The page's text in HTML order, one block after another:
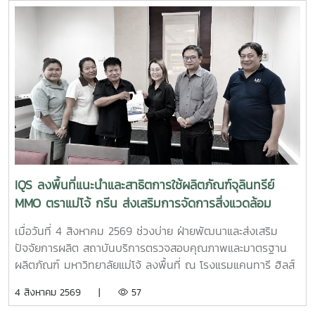
จังหวัดเชียงใหม่ เพื่อประชาสัมพันธ์บริการของหน่วยงาน และให้
คำปรึกษาแก่ผู้ประกอบการ SME ในพื้นที่จังหวัดเชียงใหม่และ
จังหวัดใกล้เคียง ฝ่ายบริหารและห้องปฏิบัติการ นำโดย รองผู้
อำนวยการฝ่ายบริหารและห้องปฏิบัติการ นางริมฤทัย พุทธวงค์
พร้อมด้วยบุคลากร ได้แก่ นางสาวสุปราณี แก้วเทียน นัก
วิทยาศาสตร์ นางสาวธนพร ดวงเดช นักวิทยาศาสตร์ นางสาว
ธนาพร สอนหล้าวงศ์ เจ้าหน้าที่บริการลูกค้า ภายในงาน IQS ได้
ร่วมออกบูธแนะนำบริการด้านการตรวจสอบคุณภาพและ
มาตรฐานผลิตภัณฑ์ พร้อมให้คำปรึกษาแก่ผู้ประกอบการเกี่ยวกับ
การพัฒนาผลิตภัณฑ์ การยกระดับมาตรฐานสินค้า และการใช้
บริการผ่านระบบ BDS เพื่อสนับสนุนการเพิ่มขีดความสามารถใน
การแข่งขันของผู้ประกอบการไทย รวมถึงสร้างเครือข่ายความ
ร่วมมือระหว่างหน่วยงานภาครัฐ สถาบันการศึกษา และภาคธุรกิจ
IQS ลงพื้นที่แนะนำและสาธิตการใช้ผลิตภัณฑ์จุลินทรีย์
MMO ตราแม่โจ้ กรีน ส่งเสริมการจัดการสิ่งแวดล้อม
สำหรับธุรกิจโรงแรม
เมื่อวันที่ 4 สิงหาคม 2569 ช่วงบ่าย ฝ่ายพัฒนาและส่งเสริม
ปัจจัยการผลิต สถาบันบริการตรวจสอบคุณภาพและมาตรฐาน
ผลิตภัณฑ์ มหาวิทยาลัยแม่โจ้ ลงพื้นที่ ณ โรงแรมแคนทารี ฮิลส์
และสาธิตแนวทางการใช้งานผลิตภัณฑ์จุลินทรีย์ MMO ตราแม่โจ้
4 สิงหาคม 2569 | 57